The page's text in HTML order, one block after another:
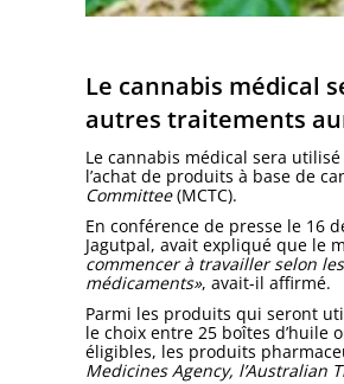
Le cannabis médical
autres traitements
Le cannabis médical sera
l’achat de produits à base de
Committee(MCTC).
En conférence de presse le 16
Jagutpal, avait expliqué que le
commencer à travailler selon
médicaments», avait-il affirmé.
Parmi les produits qui seront
le choix entre 25 boîtes d’huile
éligibles, les produits
Medicines Agency, l’Australian